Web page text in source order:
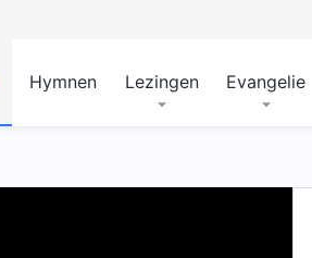
Hymnen Lezingen Evangelie